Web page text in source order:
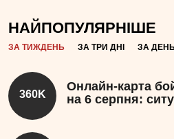
НАЙПОПУЛЯРНІШЕ
ЗА ТИЖДЕНЬ ЗА ТРИ ДНІ ЗА
360K
Онлайн-карта
на 6 серпня: